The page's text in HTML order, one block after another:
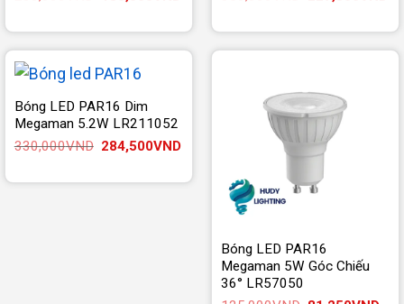
280,000VND.là:
180,000VND.
350,000VND.là:
Bóng LED PAR16 Dim
Megaman 5.2W LR211052
330,000VND Giá
330,000VND.
284,500VNDGiá
là:
284,500VND.
Bóng LED PAR16
Megaman 5W Góc Chiếu
36° LR57050